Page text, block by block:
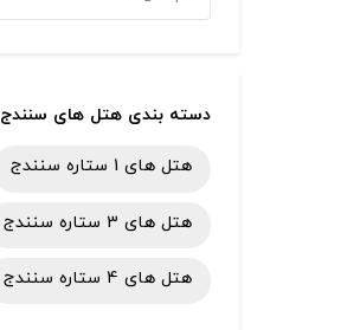
دسته بندی هتل های سنندج
هتل های 1 ستاره سنندج
هتل های 3 ستاره سنندج
هتل های 4 ستاره سنندج